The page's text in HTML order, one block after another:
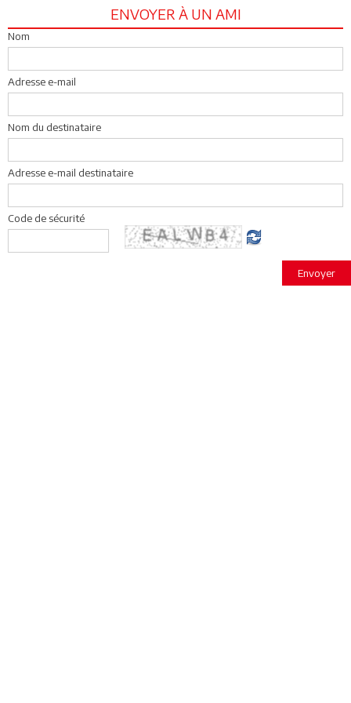
ENVOYER À UN AMI
Nom
Adresse e-mail
Nom du destinataire
Adresse e-mail destinataire
Code de sécurité
Envoyer